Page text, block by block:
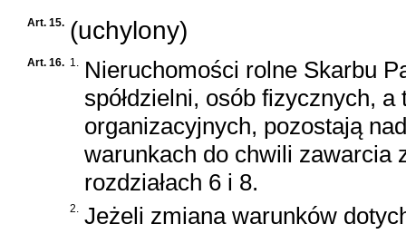
Art. 15. (uchylony)
Art. 16. 1. Nieruchomości rolne Skarbu
spółdzielni, osób fizycznych,
organizacyjnych, pozostają
warunkach do chwili zawarcia
rozdziałach 6 i 8.
2. Jeżeli zmiana warunków